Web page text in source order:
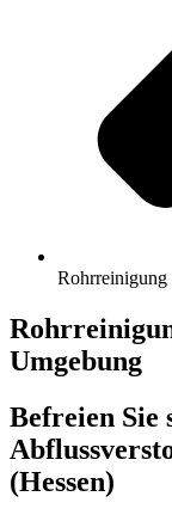
Rohrreinigung
Umgebung
Befreien Sie
(Hessen)